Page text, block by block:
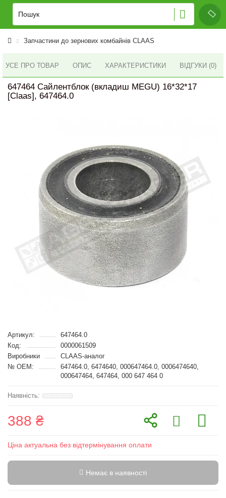
Запчастини до зернових комбайнів CLAAS
УСЕ ПРО ТОВАР ОПИС ХАРАКТЕРИСТИКИ ВІДГУКИ (0)
647464 Сайлентблок (вкладиш MEGU) 16*32*17
[Claas], 647464.0
Артикул:
647464.0
Код:
0000061509
Виробники
CLAAS-аналог
№ OEM:
647464.0, 6474640, 000647464.0, 0006474640,
000647464, 647464, 000 647 464 0
388 ₴
Ціна актуальна без відтермінування оплати
Немає в наявності